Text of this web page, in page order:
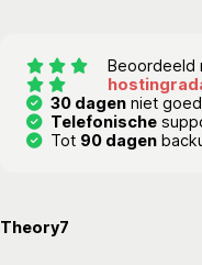
Beoordeeld
30 dagen niet
Telefonische
Tot 90 dagen
Theory7